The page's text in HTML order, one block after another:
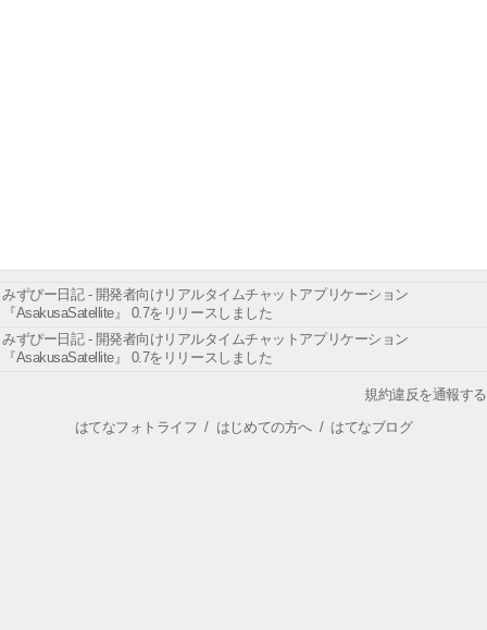
みずぴー日記 - 開発者向けリアルタイムチャットアプリケーション
『AsakusaSatellite』 0.7をリリースしました
みずぴー日記 - 開発者向けリアルタイムチャットアプリケーション
『AsakusaSatellite』 0.7をリリースしました
規約違反を通報する
はてなフォトライフ / はじめての方へ/ はてなブログ